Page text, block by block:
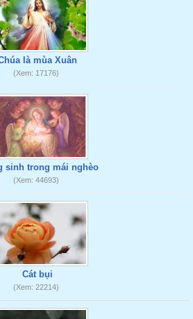
là mùa Xuân
(Xem: 17176)
sinh trong mái nghèo
(Xem: 44693)
Cát bụi
(Xem: 22214)